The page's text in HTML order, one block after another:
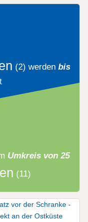
(2) werden bis
Umkreis von 25
(11)